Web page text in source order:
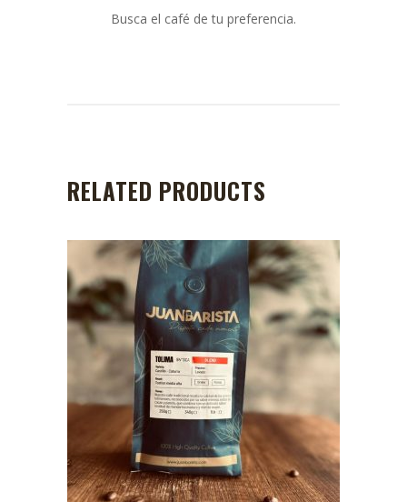
Busca el café de tu preferencia.
RELATED PRODUCTS